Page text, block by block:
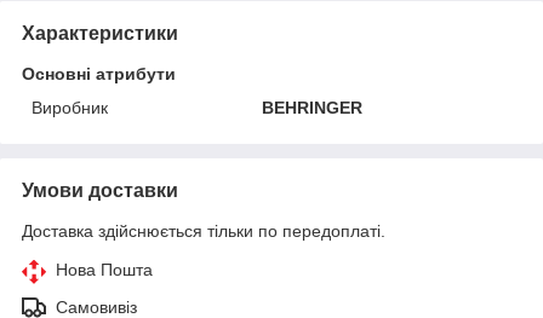
Характеристики
Основні атрибути
Виробник
BEHRINGER
Умови доставки
Доставка здійснюється тільки по передоплаті.
Нова Пошта
Самовивіз